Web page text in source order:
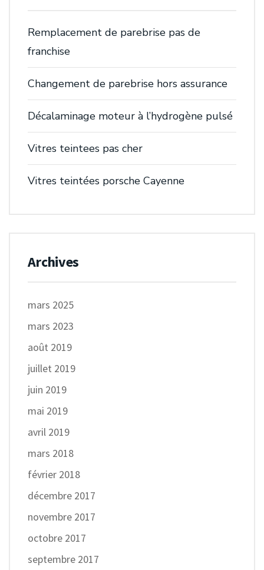
Remplacement de parebrise pas de
franchise
Changement de parebrise hors assurance
Décalaminage moteur à l’hydrogène pulsé
Vitres teintees pas cher
Vitres teintées porsche Cayenne
Archives
mars 2025
mars 2023
août 2019
juillet 2019
juin 2019
mai 2019
avril 2019
mars 2018
février 2018
décembre 2017
novembre 2017
octobre 2017
septembre 2017